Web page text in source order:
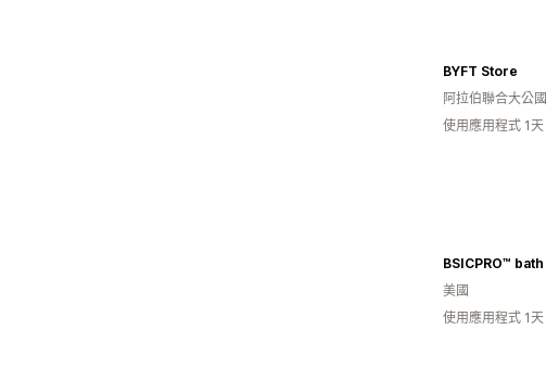
BYFT Store
阿拉伯聯合大公國
使用應用程式 1天
美國
使用應用程式 1天